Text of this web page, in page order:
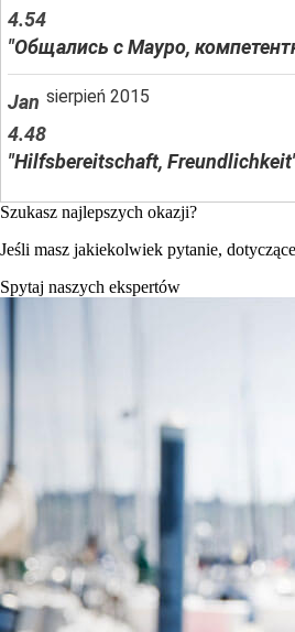
4.54
"Общались с Мауро,
Jan sierpień 2015
4.48
"Hilfsbereitschaft,
Szukasz najlepszych okazji?
Jeśli masz jakiekolwiek pytanie,
Spytaj naszych ekspertów